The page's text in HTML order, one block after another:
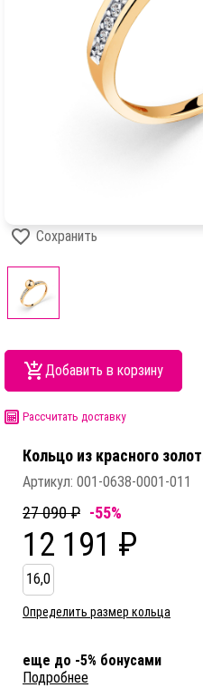
Сохранить
Добавить в корзину
Рассчитать доставку
Кольцо из красного
Артикул: 001-0638-0001-011
27 090 ₽ -55%
12 191 ₽
16,0
Определить размер кольца
еще до -5% бонусами
Подробнее